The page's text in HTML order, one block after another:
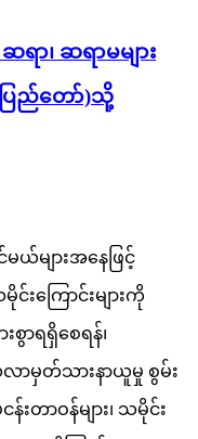
ဆရာ၊ ဆရာမများ
ြည်တော်)သို့
ယ်များအနေဖြင့်
ကြောင်းများကို
ာရရှိစေရန်၊
လာမှတ်သားနာယူမှု စွမ်း
ာဝန်များ၊ သမိုင်း